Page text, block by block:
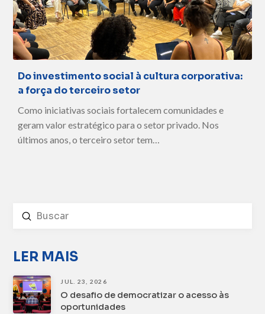
Do investimento social à cultura corporativa:
a força do terceiro setor
Como iniciativas sociais fortalecem comunidades e
geram valor estratégico para o setor privado. Nos
últimos anos, o terceiro setor tem…
Buscar
Enviar
LER MAIS
JUL. 23, 2026
O desafio de democratizar o acesso às
oportunidades